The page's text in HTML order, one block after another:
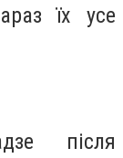
їх усе
після